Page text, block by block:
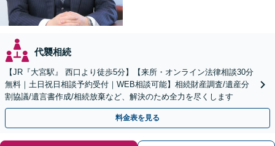
代襲相続
【JR『大宮駅』 西口より徒歩5分】【来所・オンライン法律相談30分
無料｜土日祝日相談予約受付｜WEB相談可能】相続財産調査/遺産分
割協議/遺言書作成/相続放棄など、解決のため全力を尽くします
料金表を見る